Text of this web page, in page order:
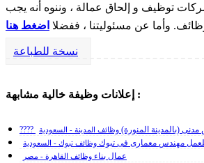
توظيف و إلحاق عمالة ، وننوه أنه يجب
وأما عن مسئوليتنا ، ففضلا اضغط هنا
نسخة للطباعة
إعلانات وظيفة خالية مشابهة :
مدنى (بالمدينة المنورة) وظائف المدينة - السعودية
مهندس معمارى فى تبوك وظائف تبوك - السعودية
عمال بناء وظائف القاهرة - مصر